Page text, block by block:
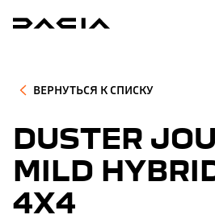
ВЕРНУТЬСЯ К СПИСКУ
DUSTER
MILD
4X4